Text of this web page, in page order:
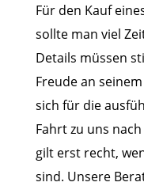
Für den Kauf
sollte man viel
Details müssen
Freude an
sich für die
Fahrt zu uns
gilt erst recht,
sind. Unsere